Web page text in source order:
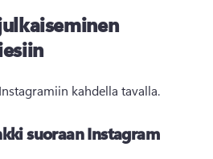
kahdella tavalla.
suoraan Instagram